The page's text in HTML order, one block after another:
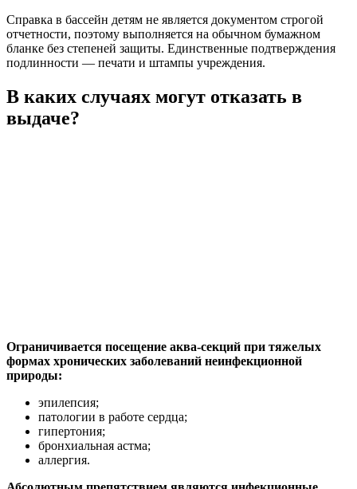
Справка в бассейн детям не является документом строгой
отчетности, поэтому выполняется на обычном бумажном
бланке без степеней защиты. Единственные подтверждения
подлинности — печати и штампы учреждения.
В каких случаях могут отказать в
выдаче?
Ограничивается посещение аква-секций при тяжелых
формах хронических заболеваний неинфекционной
природы:
эпилепсия;
патологии в работе сердца;
гипертония;
бронхиальная астма;
аллергия.